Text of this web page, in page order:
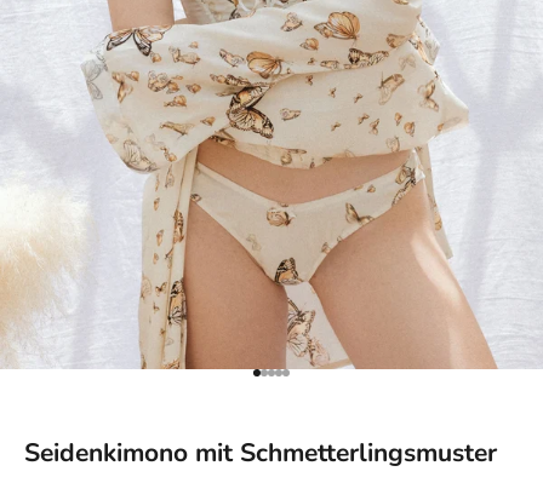
Gehe zu Element 1
Gehe zu Element 2
Gehe zu Element 3
Gehe zu Element 4
Gehe zu Element 5
Seidenkimono mit Schmetterlingsmuster